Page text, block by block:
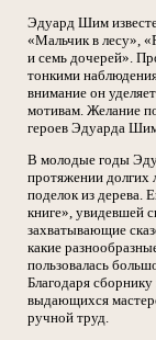
Эдуард Шим
«Мальчик в лесу»,
и семь дочерей».
тонкими
внимание он
мотивам. Желание
героев Эдуарда
В молодые годы
протяжении долгих
поделок из дерева.
книге», увидевшей
захватывающие
какие
пользовалась
Благодаря
выдающихся
ручной труд.